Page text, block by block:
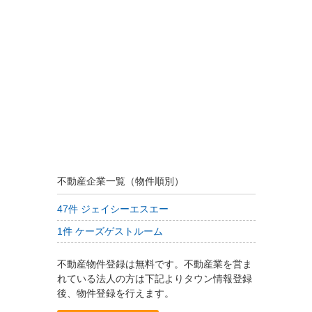
不動産企業一覧（物件順別）
47件 ジェイシーエスエー
1件 ケーズゲストルーム
不動産物件登録は無料です。不動産業を営ま
れている法人の方は下記よりタウン情報登録
後、物件登録を行えます。